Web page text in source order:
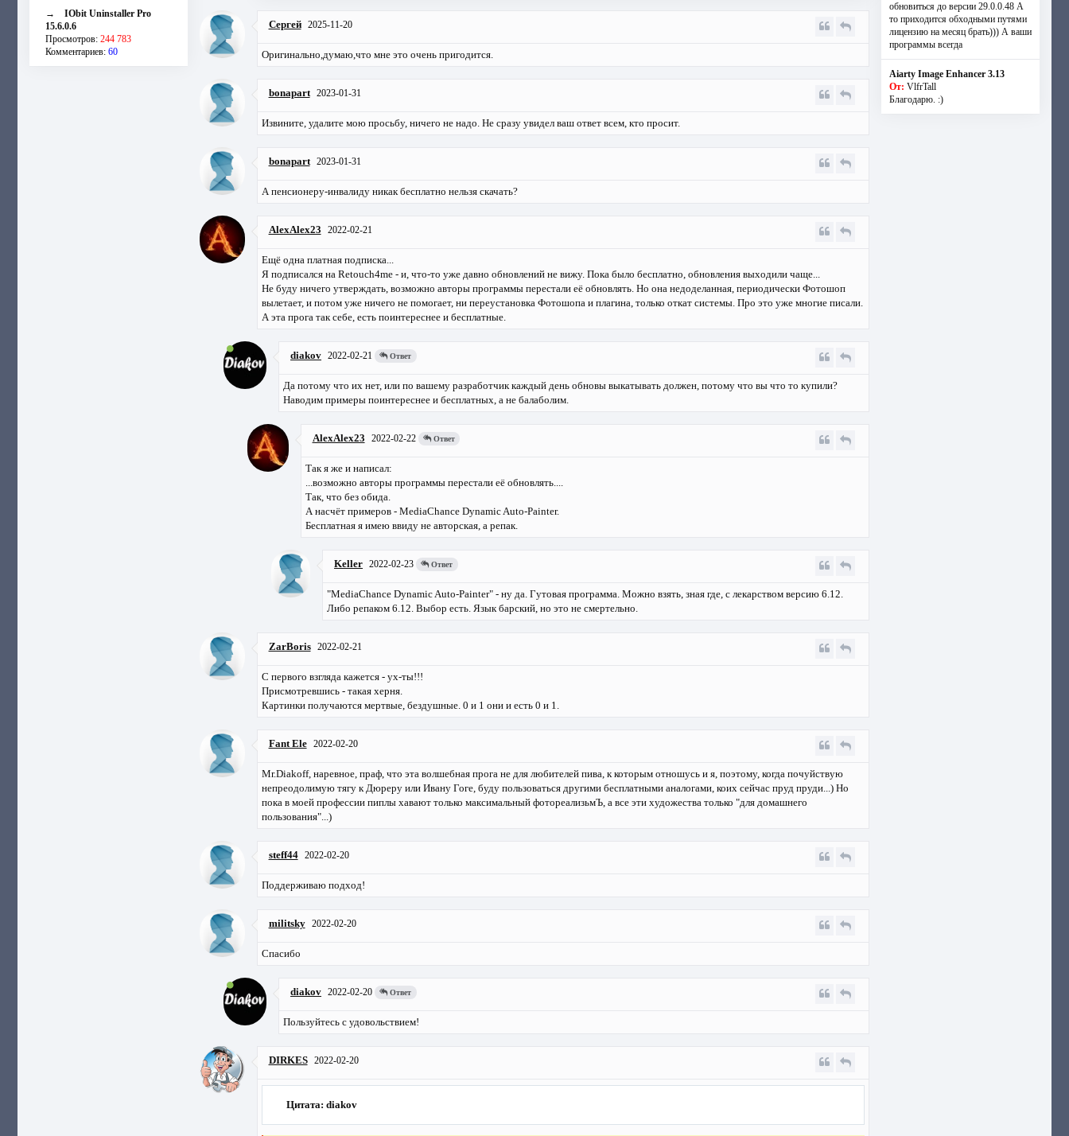
→ IObit Uninstaller Pro
15.6.0.6
Просмотров: 244 783
Комментариев: 60
Сергей 2025-11-20
Оригинально,думаю,что мне это очень пригодится.
bonapart 2023-01-31
Извините, удалите мою просьбу, ничего не надо. Не сразу увидел ваш ответ всем, кто просит.
bonapart 2023-01-31
А пенсионеру-инвалиду никак бесплатно нельзя скачать?
AlexAlex23 2022-02-21
Ещё одна платная подписка...
Я подписался на Retouch4me - и, что-то уже давно обновлений не вижу. Пока было бесплатно, обновления выходили чаще...
Не буду ничего утверждать, возможно авторы программы перестали её обновлять. Но она недоделанная, периодически Фотошоп
вылетает, и потом уже ничего не помогает, ни переустановка Фотошопа и плагина, только откат системы. Про это уже многие писали.
А эта прога так себе, есть поинтереснее и бесплатные.
diakov 2022-02-21 Ответ
Да потому что их нет, или по вашему разработчик каждый день обновы выкатывать должен, потому что вы что то купили?
Наводим примеры поинтереснее и бесплатных, а не балаболим.
AlexAlex23 2022-02-22 Ответ
Так я же и написал:
...возможно авторы программы перестали её обновлять....
Так, что без обида.
А насчёт примеров - MediaChance Dynamic Auto-Painter.
Бесплатная я имею ввиду не авторская, а репак.
Keller 2022-02-23 Ответ
"MediaChance Dynamic Auto-Painter" - ну да. Гутовая программа. Можно взять, зная где, с лекарством версию 6.12.
Либо репаком 6.12. Выбор есть. Язык барский, но это не смертельно.
ZarBoris 2022-02-21
С первого взгляда кажется - ух-ты!!!
Присмотревшись - такая херня.
Картинки получаются мертвые, бездушные. 0 и 1 они и есть 0 и 1.
Fant Ele 2022-02-20
Mr.Diakoff, наревное, праф, что эта волшебная прога не для любителей пива, к которым отношусь и я, поэтому, когда почуйствую
непреодолимую тягу к Дюреру или Ивану Гоге, буду пользоваться другими бесплатными аналогами, коих сейчас пруд пруди...) Но
пока в моей профессии пиплы хавают только максимальный фотореализьмЪ, а все эти художества только "для домашнего
пользования"...)
steff44 2022-02-20
Поддерживаю подход!
militsky 2022-02-20
Спасибо
diakov 2022-02-20 Ответ
Пользуйтесь с удовольствием!
DIRKES 2022-02-20
Цитата: diakov
обновиться до версии 29.0.0.48 А
то приходится обходными путями
лицензию на месяц брать))) А ваши
программы всегда
Aiarty Image Enhancer 3.13
От: VlfrTall
Благодарю. :)